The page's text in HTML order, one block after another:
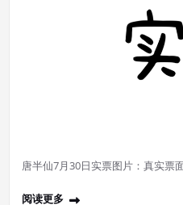
唐半仙7月30日实票图片：真实票
阅读更多